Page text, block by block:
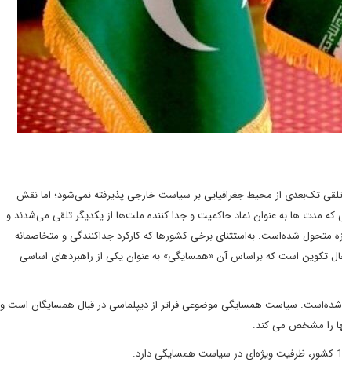
تلقی تک‌بعدی از محیط جغرافیایی بر سیاست خارجی پذیرفته نمی‌شود؛ اما نقش
مدت ها به عنوان نماد حاکمیت و جدا کننده ملت‌ها از یکدیگر تلقی می‌شدند و
متحول شده‌است. به‌استثنای برخی کشورها که کارکرد جداکنندگی و متخاصمانه
تکوین است که براساس آن «همسایگی» به عنوان یکی از راهبردهای اساسی
سیاست همسایگی موضوعی فراتر از دیپلماسی در قبال همسایگان است و
را مشخص می کند.